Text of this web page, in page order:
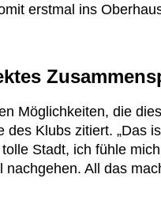
erstmal ins
Möglichkeiten, die
des Klubs zitiert. „Das
Stadt, ich fühle
nachgehen. All das